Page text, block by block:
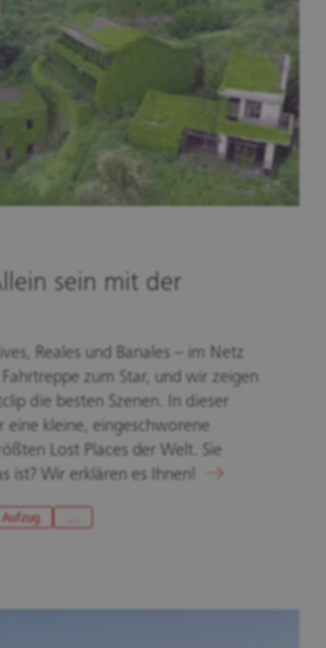
sein mit der
Reales und Banales – im Netz
zum Star, und wir zeigen
die besten Szenen. In dieser
eine kleine, eingeschworene
Lost Places der Welt. Sie
ist? Wir erklären es Ihnen!
Aufzug